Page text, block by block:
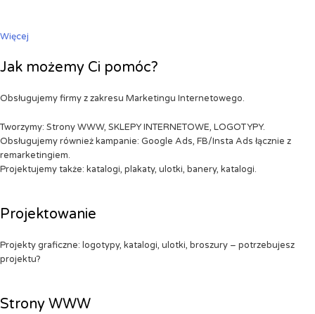
Więcej
Jak możemy Ci pomóc?
Obsługujemy firmy z zakresu Marketingu Internetowego.
Tworzymy: Strony WWW, SKLEPY INTERNETOWE, LOGOTYPY.
Obsługujemy również kampanie: Google Ads, FB/Insta Ads łącznie z
remarketingiem.
Projektujemy także: katalogi, plakaty, ulotki, banery, katalogi.
Projektowanie
Projekty graficzne: logotypy, katalogi, ulotki, broszury – potrzebujesz
projektu?
Strony WWW